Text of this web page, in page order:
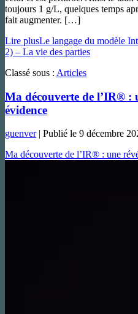
toujours 1 g/L, quelques temps
fait augmenter. […]
Lire plusLe langage du modèle
2) – La vie des parties
Classé sous : Articles
Ma découverte de l’IR® :
évidence
guenver| Publié le 9 décembre
Ma découverte de l’IR® : une